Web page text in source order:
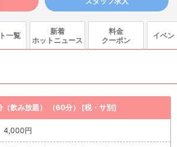
一覧
新着
ホットニュース
料金
クーポン
イベン
（飲み放題） （60分） [税・サ別]
4,000円